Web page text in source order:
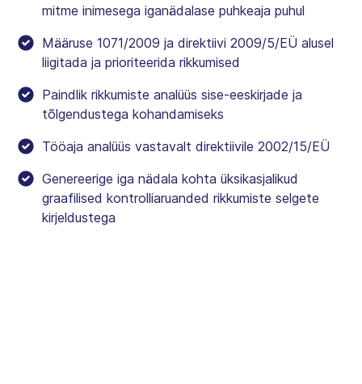
mitme inimesega iganädalase puhkeaja puhul
Määruse 1071/2009 ja direktiivi 2009/5/EÜ alusel
liigitada ja prioriteerida rikkumised
Paindlik rikkumiste analüüs sise-eeskirjade ja
tõlgendustega kohandamiseks
Tööaja analüüs vastavalt direktiivile 2002/15/EÜ
Genereerige iga nädala kohta üksikasjalikud
graafilised kontrolliaruanded rikkumiste selgete
kirjeldustega